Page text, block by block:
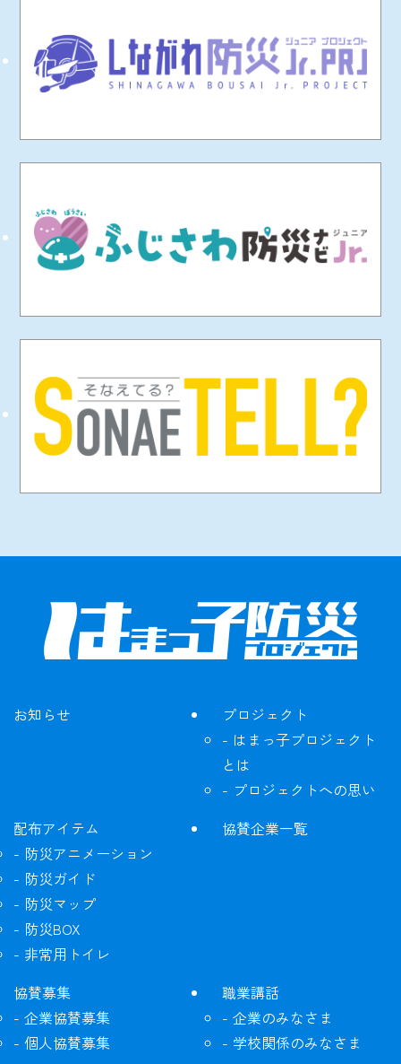
お知らせ
プロジェクト
はまっ子プロジェクト
とは
プロジェクトへの思い
配布アイテム
防災アニメーション
防災ガイド
防災マップ
防災BOX
非常用トイレ
協賛企業一覧
協賛募集
企業協賛募集
個人協賛募集
職業講話
企業のみなさま
学校関係のみなさま